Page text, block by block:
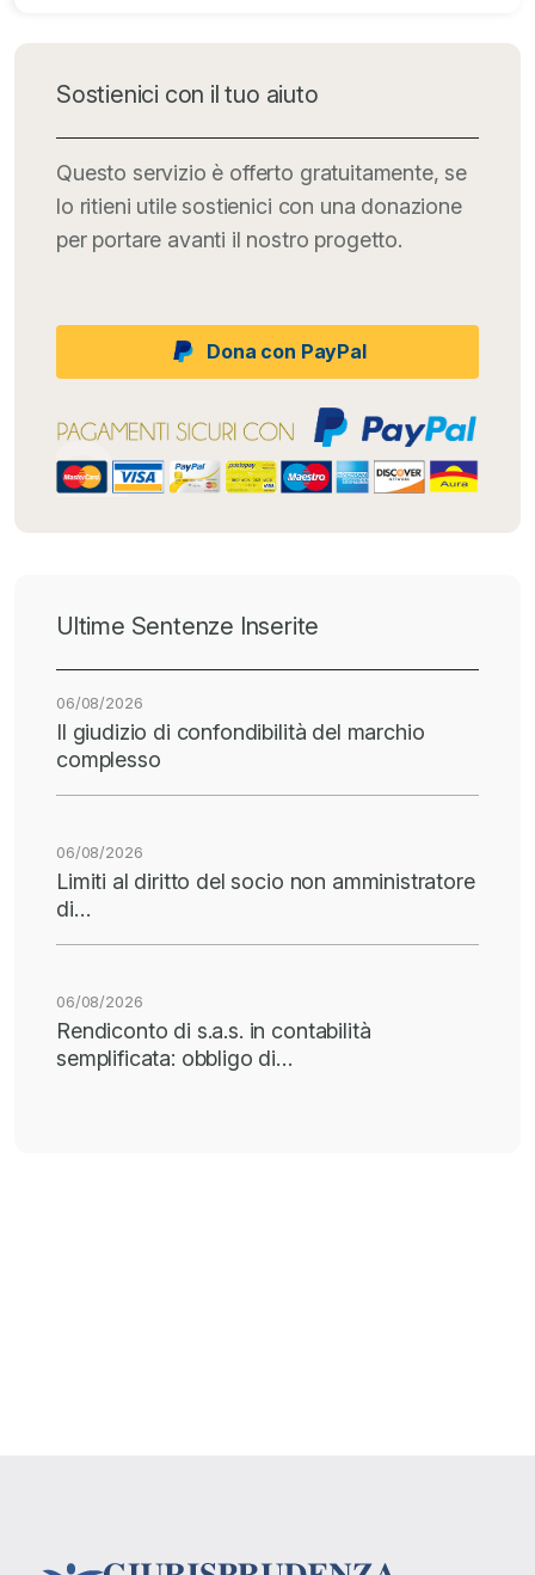
Sostienici con il tuo aiuto
Questo servizio è offerto gratuitamente, se
lo ritieni utile sostienici con una donazione
per portare avanti il nostro progetto.
Dona con PayPal
Ultime Sentenze Inserite
06/08/2026
Il giudizio di confondibilità del marchio
complesso
06/08/2026
Limiti al diritto del socio non amministratore
di…
06/08/2026
Rendiconto di s.a.s. in contabilità
semplificata: obbligo di…